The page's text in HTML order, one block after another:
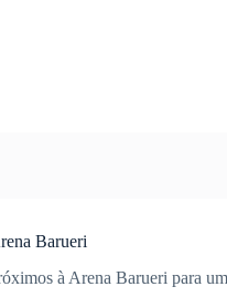
Barueri
à Arena Barueri para